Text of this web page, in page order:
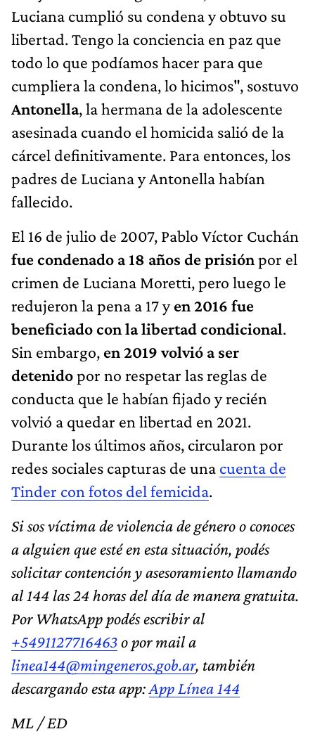
Luciana cumplió su condena y obtuvo su
libertad. Tengo la conciencia en paz que
todo lo que podíamos hacer para que
cumpliera la condena, lo hicimos", sostuvo
Antonella, la hermana de la adolescente
asesinada cuando el homicida salió de la
cárcel definitivamente. Para entonces, los
padres de Luciana y Antonella habían
fallecido.
El 16 de julio de 2007, Pablo Víctor Cuchán
fue condenado a 18 años de prisiónpor el
crimen de Luciana Moretti, pero luego le
redujeron la pena a 17 yen 2016 fue
beneficiado con la libertad condicional.
Sin embargo, en 2019 volvió a ser
detenidopor no respetar las reglas de
conducta que le habían fijado y recién
volvió a quedar en libertad en 2021.
Durante los últimos años, circularon por
redes sociales capturas de una cuenta de
Tinder con fotos del femicida.
Si sos víctima de violencia de género o conoces
a alguien que esté en esta situación, podés
solicitar contención y asesoramiento llamando
al 144 las 24 horas del día de manera gratuita.
Por WhatsApp podés escribir al
+5491127716463o por mail a
linea144@mingeneros.gob.ar, también
descargando esta app:App Línea 144
ML / ED